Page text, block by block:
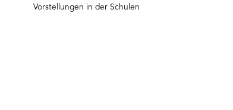
Vorstellungen in der Schulen